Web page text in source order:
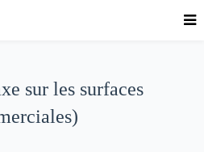
sur les surfaces